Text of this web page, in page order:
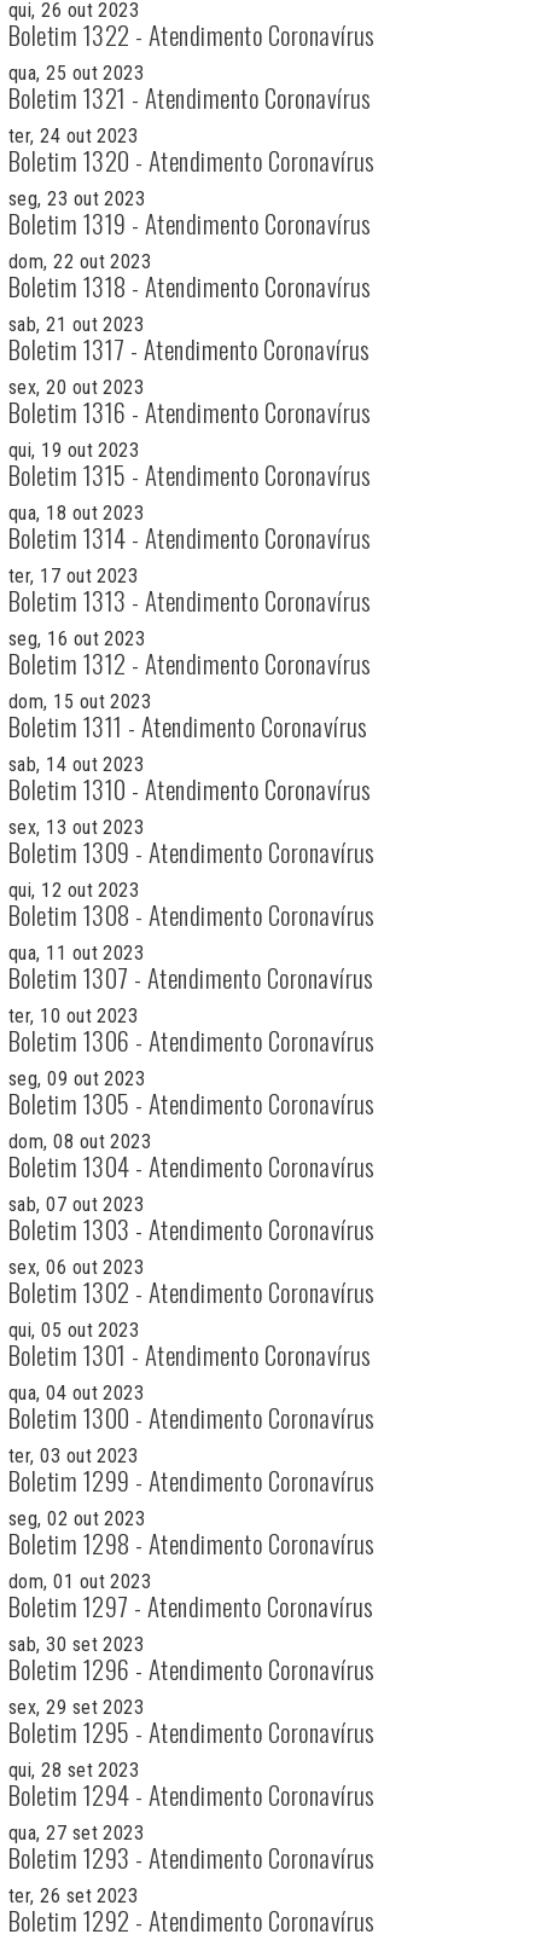
qui, 26 out 2023
Boletim 1322 - Atendimento Coronavírus
qua, 25 out 2023
Boletim 1321 - Atendimento Coronavírus
ter, 24 out 2023
Boletim 1320 - Atendimento Coronavírus
seg, 23 out 2023
Boletim 1319 - Atendimento Coronavírus
dom, 22 out 2023
Boletim 1318 - Atendimento Coronavírus
sab, 21 out 2023
Boletim 1317 - Atendimento Coronavírus
sex, 20 out 2023
Boletim 1316 - Atendimento Coronavírus
qui, 19 out 2023
Boletim 1315 - Atendimento Coronavírus
qua, 18 out 2023
Boletim 1314 - Atendimento Coronavírus
ter, 17 out 2023
Boletim 1313 - Atendimento Coronavírus
seg, 16 out 2023
Boletim 1312 - Atendimento Coronavírus
dom, 15 out 2023
Boletim 1311 - Atendimento Coronavírus
sab, 14 out 2023
Boletim 1310 - Atendimento Coronavírus
sex, 13 out 2023
Boletim 1309 - Atendimento Coronavírus
qui, 12 out 2023
Boletim 1308 - Atendimento Coronavírus
qua, 11 out 2023
Boletim 1307 - Atendimento Coronavírus
ter, 10 out 2023
Boletim 1306 - Atendimento Coronavírus
seg, 09 out 2023
Boletim 1305 - Atendimento Coronavírus
dom, 08 out 2023
Boletim 1304 - Atendimento Coronavírus
sab, 07 out 2023
Boletim 1303 - Atendimento Coronavírus
sex, 06 out 2023
Boletim 1302 - Atendimento Coronavírus
qui, 05 out 2023
Boletim 1301 - Atendimento Coronavírus
qua, 04 out 2023
Boletim 1300 - Atendimento Coronavírus
ter, 03 out 2023
Boletim 1299 - Atendimento Coronavírus
seg, 02 out 2023
Boletim 1298 - Atendimento Coronavírus
dom, 01 out 2023
Boletim 1297 - Atendimento Coronavírus
sab, 30 set 2023
Boletim 1296 - Atendimento Coronavírus
sex, 29 set 2023
Boletim 1295 - Atendimento Coronavírus
qui, 28 set 2023
Boletim 1294 - Atendimento Coronavírus
qua, 27 set 2023
Boletim 1293 - Atendimento Coronavírus
ter, 26 set 2023
Boletim 1292 - Atendimento Coronavírus